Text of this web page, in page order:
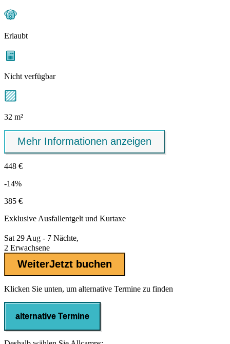
Erlaubt
Nicht verfügbar
32 m²
Mehr Informationen anzeigen
448 €
-14%
385 €
Exklusive Ausfallentgelt und Kurtaxe
Sat 29 Aug - 7 Nächte,
2 Erwachsene
WeiterJetzt buchen
Klicken Sie unten, um alternative Termine zu finden
alternative Termine